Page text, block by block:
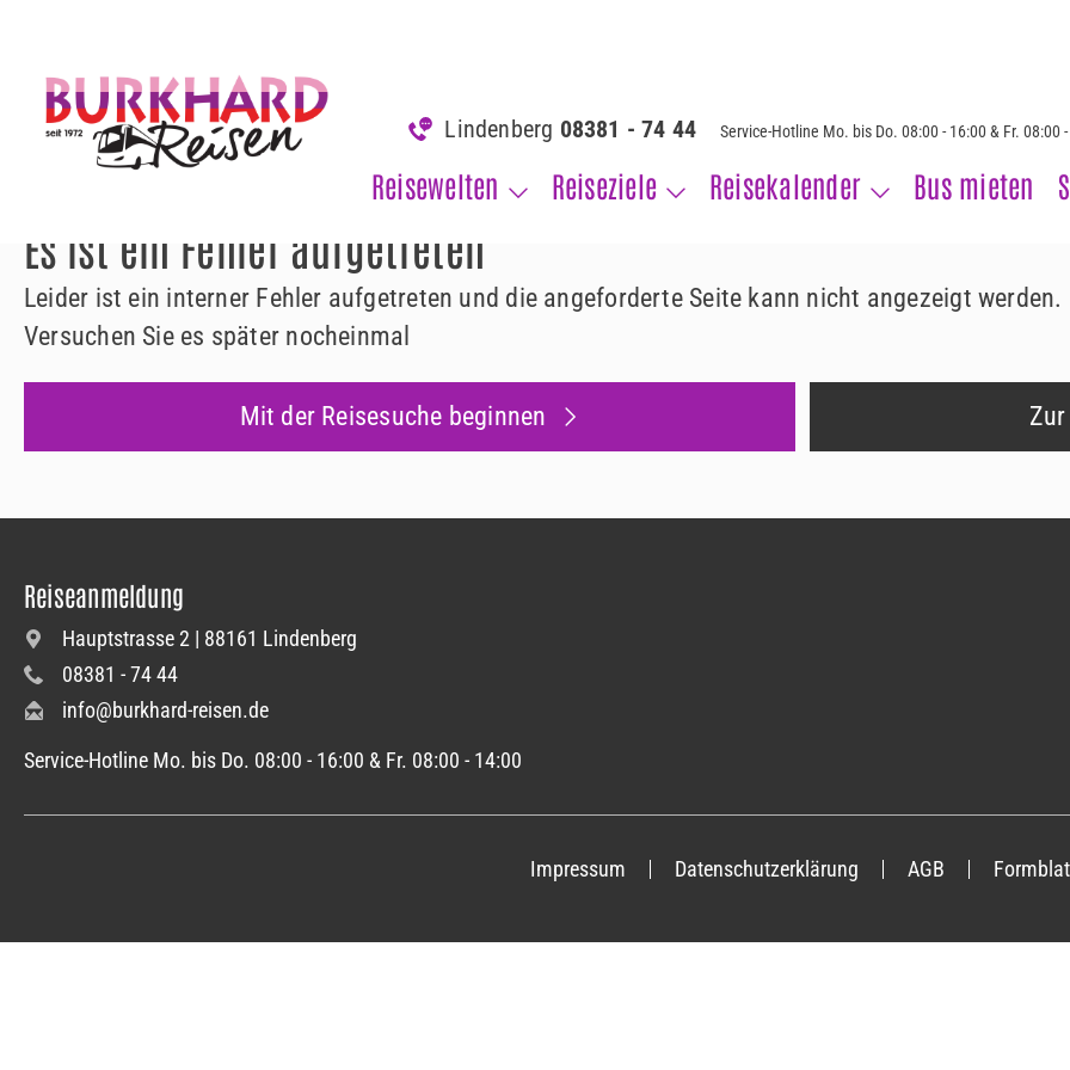
Reisewelten Reiseziele Reisekalender Bus mieten
Lindenberg 08381 - 74 44 Service-Hotline Mo. bis Do. 08:00 - 16:00 & Fr. 08:00
www.burkhard-reisen.de
Fehler 500
Es ist ein Fehler aufgetreten
Leider ist ein interner Fehler aufgetreten und die angeforderte Seite kann nicht angezeigt werden.
Versuchen Sie es später nocheinmal
Mit der Reisesuche beginnen
Reiseanmeldung
Hauptstrasse 2 | 88161 Lindenberg
08381 - 74 44
info@burkhard-reisen.de
Service-Hotline Mo. bis Do. 08:00 - 16:00 & Fr. 08:00 - 14:00
Impressum Datenschutzerklärung AGB